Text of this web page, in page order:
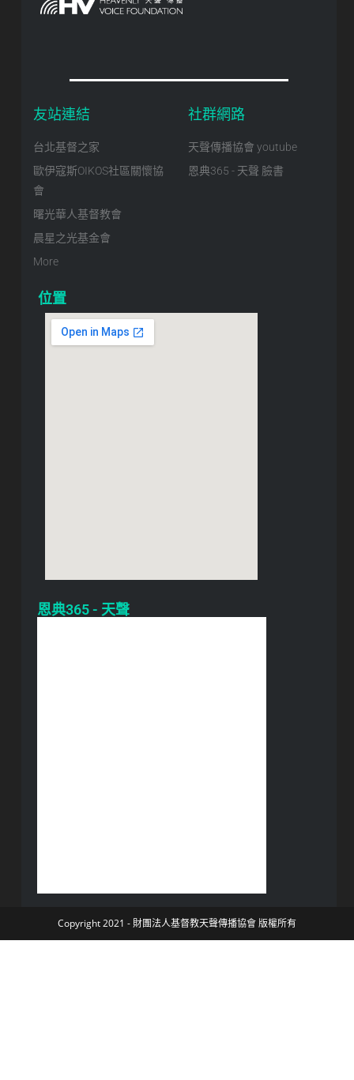
友站連結
台北基督之家
歐伊寇斯OIKOS社區關懷協
會
曙光華人基督教會
晨星之光基金會
More
社群網路
天聲傳播協會 youtube
恩典365 - 天聲 臉書
位置
恩典365 - 天聲
Copyright 2021 - 財團法人基督教天聲傳播協會 版權所有